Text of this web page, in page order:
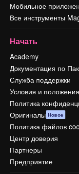
Мобильное
Все инструменты
Начать
Academy
Документация по
Служба поддержки
Условия и положения
Политика
Оригиналы Новое
Политика файлов
Центр доверия
Партнеры
Предприятие